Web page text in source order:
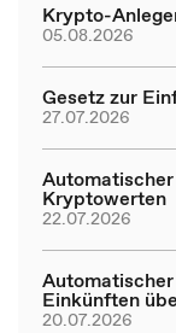
Krypto-
05.08.2026
Gesetz zur
27.07.2026
Kryptowerten
22.07.2026
Einkünften
20.07.2026